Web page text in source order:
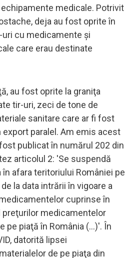
medicale. Potrivit
deja au fost oprite în
cu medicamente și
care erau destinate
au fost oprite la graniţa
tir-uri, zeci de tone de
sanitare care ar fi fost
paralel. Am emis acest
publicat în numărul 202 din
articolul 2: 'Se suspendă
afara teritoriului României pe
la data intrării în vigoare a
cuprinse în
preţurilor medicamentelor
pe piaţă în România (...)'. În
datorită lipsei
de pe piaţa din